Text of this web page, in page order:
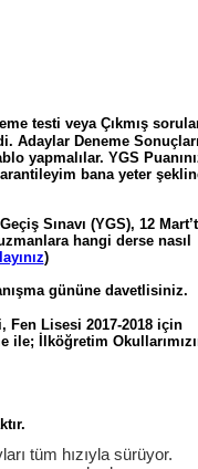
testi veya Çıkmış
Adaylar Deneme
yapmalılar. YGS
bana yeter
Sınavı (YGS), 12
hangi derse nasıl
)
gününe davetlisiniz.
Fen Lisesi 2017-2018 için
ile; İlköğretim
tüm hızıyla sürüyor.